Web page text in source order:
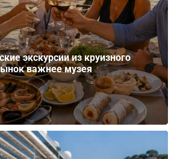
экскурсии из круизного
важнее музея